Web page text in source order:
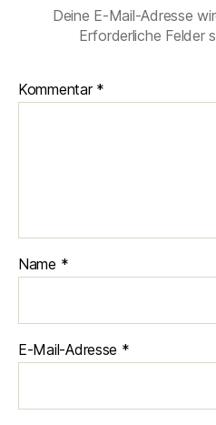
Deine E-Mail-Adresse
Erforderliche Felder
Kommentar *
Name *
E-Mail-Adresse *